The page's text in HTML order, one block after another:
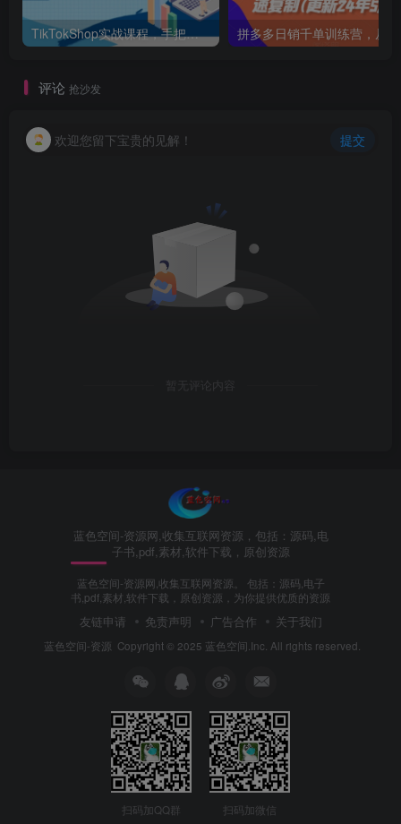
TikTokShop实战课程，手把手教你低成本启动，东南亚无货源玩法全解析
评论 抢沙发
欢迎您留下宝贵的见解！ 提交
暂无评论内容
蓝色空间-资源网,收集互联网资源，包括：源码,电
子书,pdf,素材,软件下载，原创资源
蓝色空间-资源网,收集互联网资源。 包括：源码,电子
书,pdf,素材,软件下载，原创资源，为你提供优质的资源
友链申请 免责声明 广告合作 关于我们
蓝色空间-资源 Copyright © 2025 蓝色空间.Inc. All rights reserved.
扫码加QQ群 扫码加微信